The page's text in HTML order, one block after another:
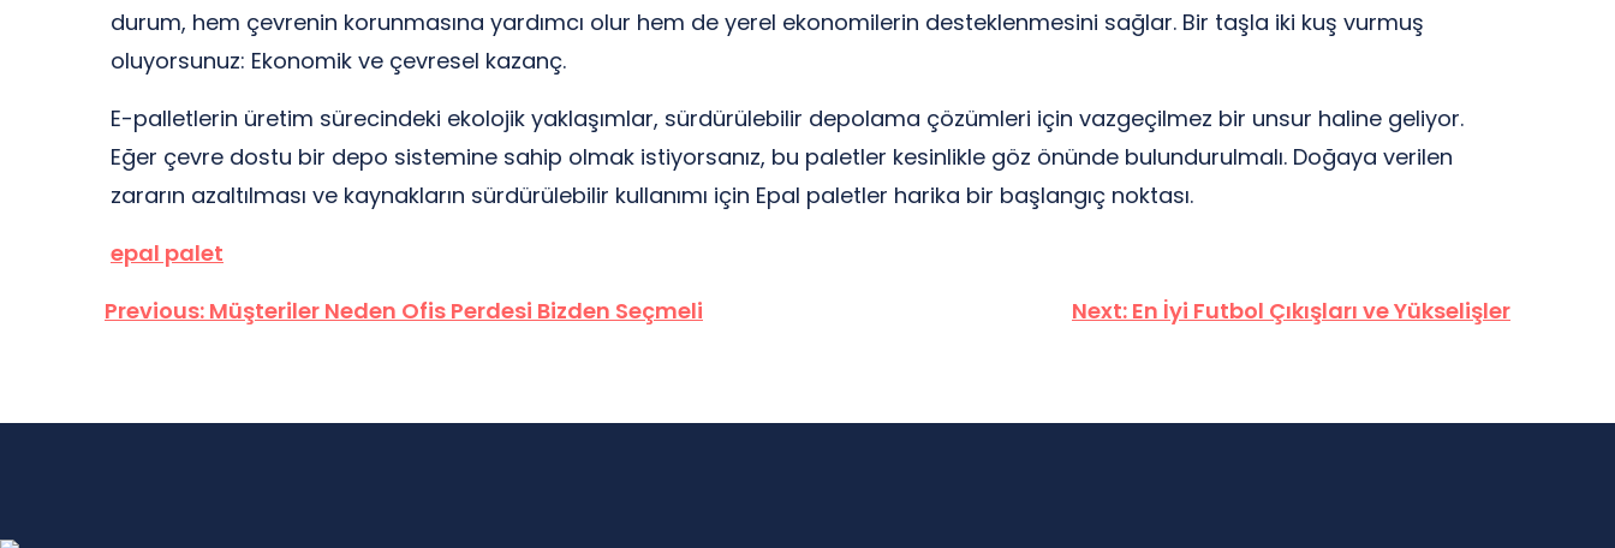
durum, hem çevrenin korunmasına yardımcı olur hem de yerel ekonomilerin desteklenmesini sağlar. Bir taşla iki kuş vurmuş
oluyorsunuz: Ekonomik ve çevresel kazanç.
E-palletlerin üretim sürecindeki ekolojik yaklaşımlar, sürdürülebilir depolama çözümleri için vazgeçilmez bir unsur haline geliyor.
Eğer çevre dostu bir depo sistemine sahip olmak istiyorsanız, bu paletler kesinlikle göz önünde bulundurulmalı. Doğaya verilen
zararın azaltılması ve kaynakların sürdürülebilir kullanımı için Epal paletler harika bir başlangıç noktası.
epal palet
Yazı
Previous: Müşteriler Neden Ofis Perdesi Bizden Seçmeli Next: En İyi Futbol Çıkışları ve Yükselişler